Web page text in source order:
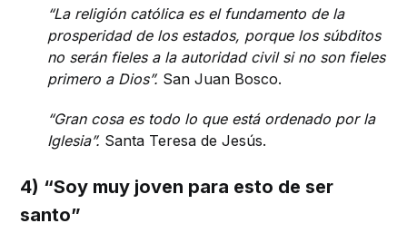
“La religión católica es el fundamento de la
prosperidad de los estados, porque los súbditos
no serán fieles a la autoridad civil si no son fieles
primero a Dios”. San Juan Bosco.
“Gran cosa es todo lo que está ordenado por la
Iglesia”. Santa Teresa de Jesús.
4) “Soy muy joven para esto de ser
santo”